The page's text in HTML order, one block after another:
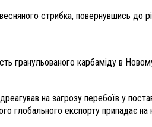
стрибка, повернувшись до
гранульованого карбаміду в
на загрозу перебоїв у
глобального експорту припадає на